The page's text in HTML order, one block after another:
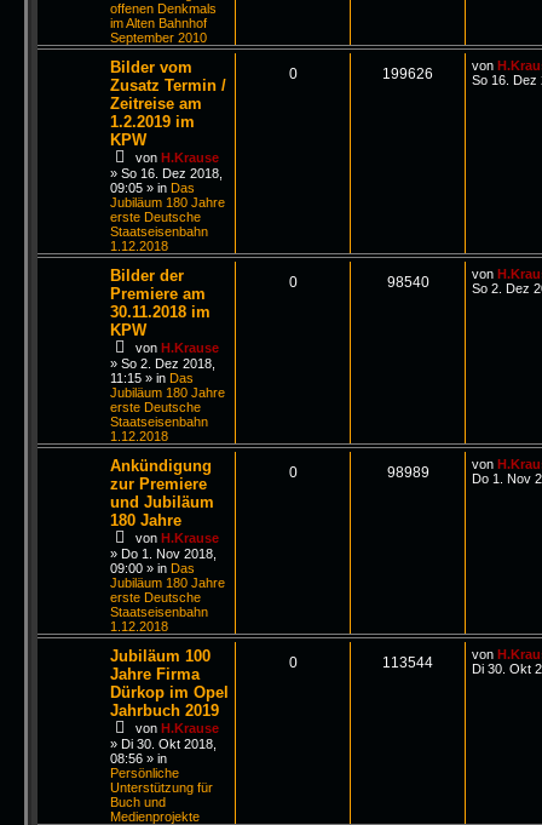
offenen Denkmals
im Alten Bahnhof
September 2010
Bilder vom
Zusatz Termin /
Zeitreise am
1.2.2019 im
KPW
von H.Krause
» So 16. Dez 2018,
09:05 » in Das
Jubiläum 180 Jahre
erste Deutsche
Staatseisenbahn
1.12.2018
0 199626 von
So 16. Dez
Bilder der
Premiere am
30.11.2018 im
KPW
von H.Krause
» So 2. Dez 2018,
11:15 » in Das
Jubiläum 180 Jahre
erste Deutsche
Staatseisenbahn
1.12.2018
0 98540 von
So 2. Dez
Ankündigung
zur Premiere
und Jubiläum
180 Jahre
von H.Krause
» Do 1. Nov 2018,
09:00 » in Das
Jubiläum 180 Jahre
erste Deutsche
Staatseisenbahn
1.12.2018
0 98989 von
Do 1. Nov
Jubiläum 100
Jahre Firma
Dürkop im Opel
Jahrbuch 2019
von H.Krause
» Di 30. Okt 2018,
08:56 » in
Persönliche
Unterstützung für
Buch und
Medienprojekte
0 113544 von
Di 30. Okt